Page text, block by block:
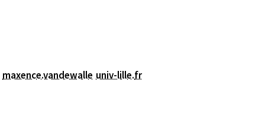
maxence.vandewalle univ-lille.fr